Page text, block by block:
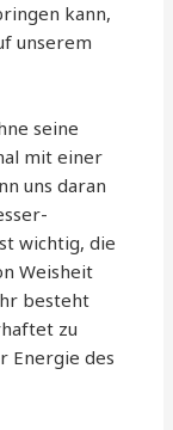
kann,
unserem
seine
mit einer
uns daran
wichtig, die
Weisheit
besteht
zu
Energie des